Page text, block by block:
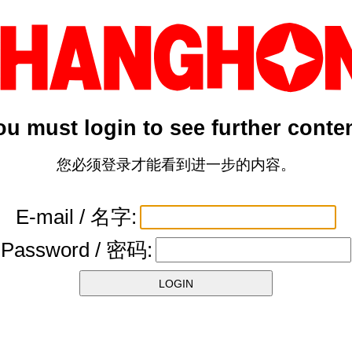
must login to see further
您必须登录才能看到进一步的内容。
E-mail / 名字:
Password / 密码: